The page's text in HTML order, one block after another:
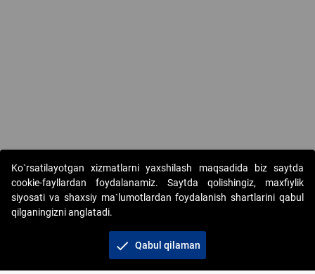
Copyright © 2017-2026. "Elektron onlayn-auksionlarni
tashkil etish" AJ. Barcha huquqlar himoyalangan
Ko`rsatilayotgan xizmatlarni yaxshilash maqsadida biz saytda
cookie-fayllardan foydalanamiz. Saytda qolishingiz, maxfiylik
siyosati va shaxsiy ma`lumotlardan foydalanish shartlarini qabul
qilganingizni anglatadi.
check Qabul qilaman